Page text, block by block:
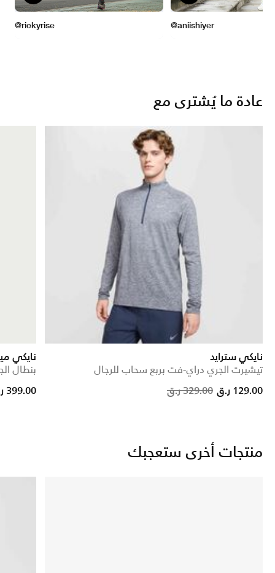
عادة ما يُشترى مع
نايكي سترايد
تيشيرت الجري دراي-فت بربع سحاب للرجال
Price reduced from
329.00 ر.ق
to 129.00 ر.ق
نايكي
بنطال
399.00 ر.ق
منتجات أخرى ستعجبك